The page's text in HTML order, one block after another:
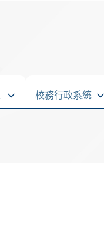
校務行政系統